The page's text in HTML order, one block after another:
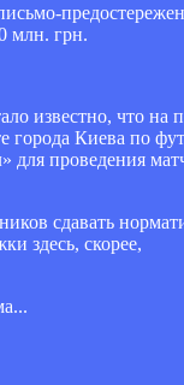
млн. грн.
известно, что на
города Киева по
для проведения
сдавать
здесь, скорее,